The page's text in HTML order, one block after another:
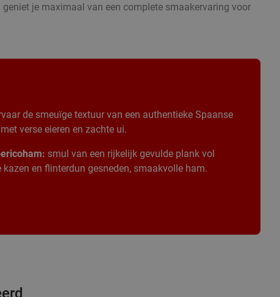
je maximaal van een complete smaakervaring voor
de smeuïge textuur van een authentieke Spaanse
verse eieren en zachte ui.
smul van een rijkelijk gevulde plank vol
en flinterdun gesneden, smaakvolle ham.